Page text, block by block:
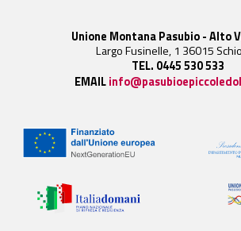
Unione Montana Pasubio - Alto
Largo Fusinelle, 1 36015
TEL. 0445 530 533
EMAIL